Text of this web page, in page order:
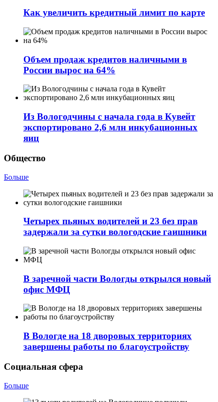
Как увеличить кредитный лимит по карте
Объем продаж кредитов наличными в
России вырос на 64%
Из Вологодчины с начала года в Кувейт
экспортировано 2,6 млн инкубационных
яиц
Общество
Больше
Четырех пьяных водителей и 23 без прав
задержали за сутки вологодские гаишники
В заречной части Вологды открылся новый
офис МФЦ
В Вологде на 18 дворовых территориях
завершены работы по благоустройству
Социальная сфера
Больше